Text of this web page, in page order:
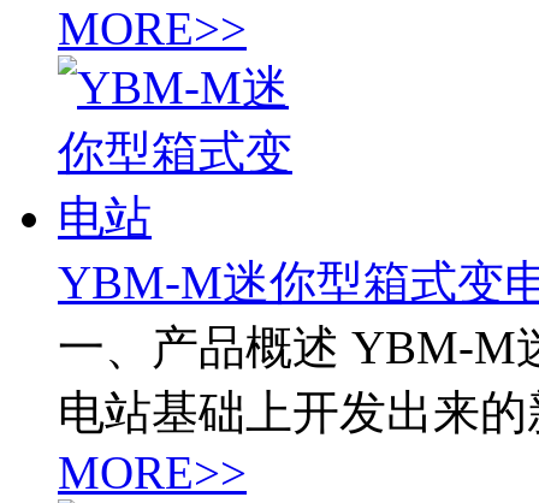
MORE>>
YBM-M迷你型箱式变
一、产品概述 YBM-M
电站基础上开发出来
MORE>>